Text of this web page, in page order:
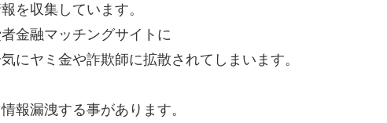
を収集しています。
金融マッチングサイトに
にヤミ金や詐欺師に拡散されてしまいます。
報漏洩する事があります。